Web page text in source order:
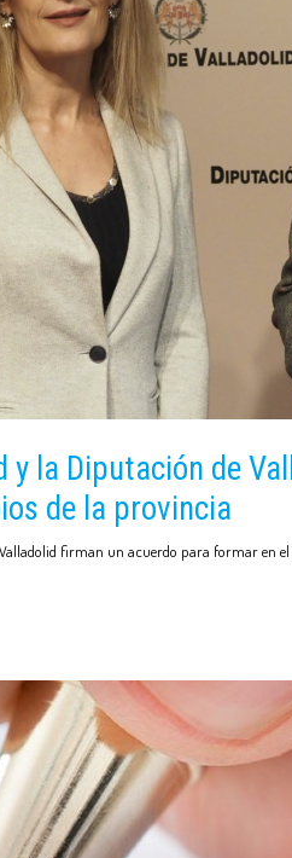
y la Diputación de
de la provincia
firman un acuerdo para formar en